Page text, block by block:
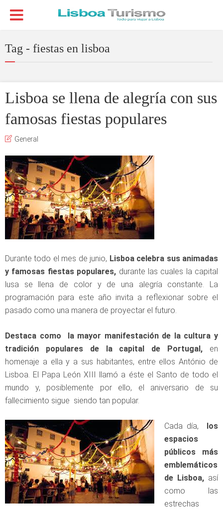
Tag - fiestas en lisboa
Lisboa se llena de alegría con sus
famosas fiestas populares
General
Durante todo el mes de junio, Lisboa celebra sus animadas
y famosas fiestas populares, durante las cuales la capital
lusa se llena de color y de una alegría constante. La
programación para este año invita a reflexionar sobre el
pasado como una manera de proyectar el futuro.
Destaca como la mayor manifestación de la cultura y
tradición populares de la capital de Portugal, en
homenaje a ella y a sus habitantes, entre ellos António de
Lisboa. El Papa León XIII llamó a éste el Santo de todo el
mundo y, posiblemente por ello, el aniversario de su
fallecimiento sigue siendo tan popular.
Cada día,
los
espacios
públicos más
emblemáticos
de Lisboa, así
como las
estrechas